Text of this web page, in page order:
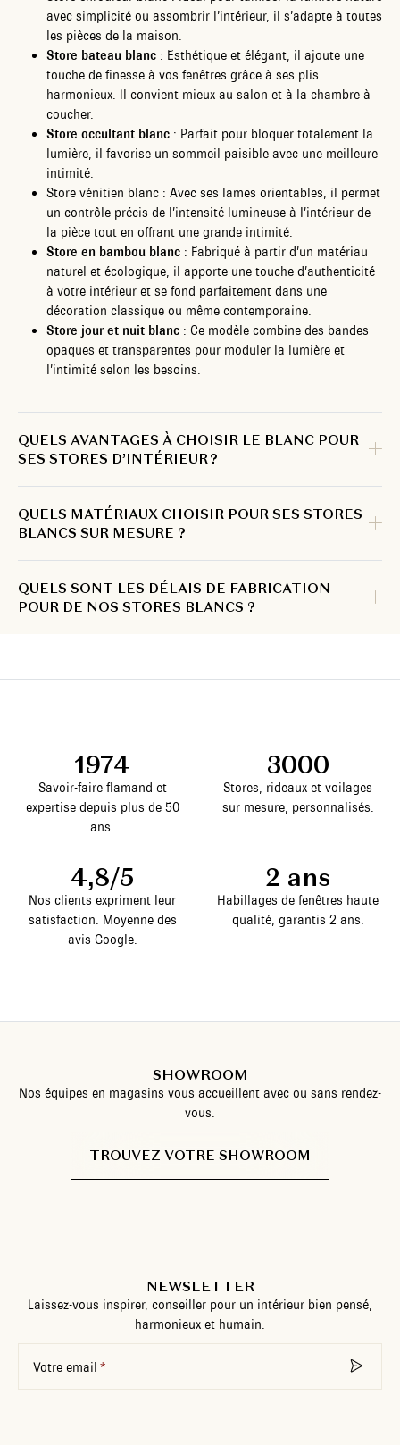
avec simplicité ou assombrir l’intérieur, il s’adapte à toutes
les pièces de la maison.
Store bateau blanc : Esthétique et élégant, il ajoute une
touche de finesse à vos fenêtres grâce à ses plis
harmonieux. Il convient mieux au salon et à la chambre à
coucher.
Store occultant blanc : Parfait pour bloquer totalement la
lumière, il favorise un sommeil paisible avec une meilleure
intimité.
Store vénitien blanc : Avec ses lames orientables, il permet
un contrôle précis de l’intensité lumineuse à l’intérieur de
la pièce tout en offrant une grande intimité.
Store en bambou blanc : Fabriqué à partir d’un matériau
naturel et écologique, il apporte une touche d’authenticité
à votre intérieur et se fond parfaitement dans une
décoration classique ou même contemporaine.
Store jour et nuit blanc : Ce modèle combine des bandes
opaques et transparentes pour moduler la lumière et
l’intimité selon les besoins.
QUELS AVANTAGES À CHOISIR LE BLANC POUR
SES STORES D’INTÉRIEUR ?
QUELS MATÉRIAUX CHOISIR POUR SES STORES
BLANCS SUR MESURE ?
QUELS SONT LES DÉLAIS DE FABRICATION
POUR DE NOS STORES BLANCS ?
1974
Savoir-faire flamand et
expertise depuis plus de 50
ans.
3000
Stores, rideaux et voilages
sur mesure, personnalisés.
4,8/5
Nos clients expriment leur
satisfaction. Moyenne des
avis Google.
2 ans
Habillages de fenêtres haute
qualité, garantis 2 ans.
SHOWROOM
Nos équipes en magasins vous accueillent avec ou sans rendez-
vous.
TROUVEZ VOTRE SHOWROOM
NEWSLETTER
Laissez-vous inspirer, conseiller pour un intérieur bien pensé,
harmonieux et humain.
Votre email